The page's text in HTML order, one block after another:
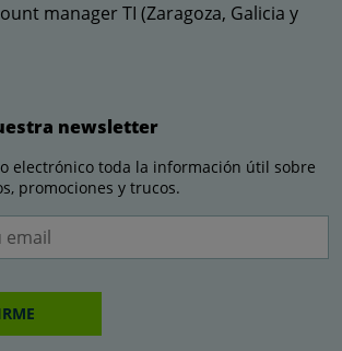
manager TI (Zaragoza, Galicia y
newsletter
electrónico toda la información útil sobre
promociones y trucos.